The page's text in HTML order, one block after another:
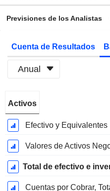
Previsiones de los Analistas
Cuenta de Resultados
Anual
fiscal:
Abril
Activos
Efectivo y Equivalentes
Valores de Activos
Total de efectivo e
Cuentas por Cobrar,